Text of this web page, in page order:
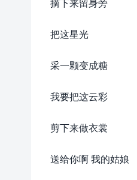
把这星光
采一颗变成糖
我要把这云彩
剪下来做衣裳
送给你啊 我的姑娘